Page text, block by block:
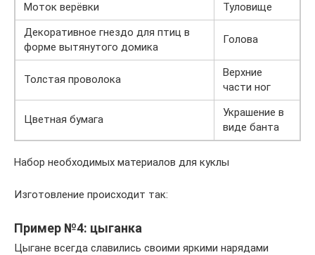
Моток верёвки
Туловище
Декоративное гнездо для птиц в
форме вытянутого домика
Голова
Толстая проволока
Верхние
части ног
Цветная бумага
Украшение в
виде банта
Набор необходимых материалов для куклы
Изготовление происходит так:
Пример №4: цыганка
Цыгане всегда славились своими яркими нарядами